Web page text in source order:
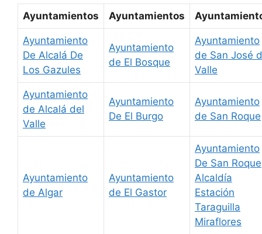
Ayuntamientos Ayuntamientos
Ayuntamiento
De Alcalá De
Los Gazules
Ayuntamiento
de El Bosque
Ayuntamiento
de San José
Valle
Ayuntamiento
de Alcalá del
Valle
Ayuntamiento
De El Burgo
Ayuntamiento
de San Roque
Ayuntamiento
de Algar
Ayuntamiento
de El Gastor
Ayuntamiento
De San Roque
Alcaldía
Estación
Taraguilla
Miraflores